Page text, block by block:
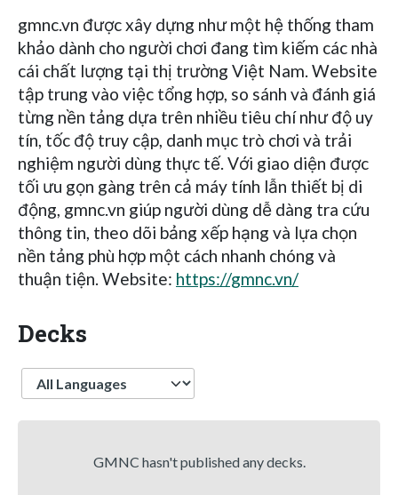
gmnc.vn được xây dựng như một hệ thống tham
khảo dành cho người chơi đang tìm kiếm các nhà
cái chất lượng tại thị trường Việt Nam. Website
tập trung vào việc tổng hợp, so sánh và đánh giá
từng nền tảng dựa trên nhiều tiêu chí như độ uy
tín, tốc độ truy cập, danh mục trò chơi và trải
nghiệm người dùng thực tế. Với giao diện được
tối ưu gọn gàng trên cả máy tính lẫn thiết bị di
động, gmnc.vn giúp người dùng dễ dàng tra cứu
thông tin, theo dõi bảng xếp hạng và lựa chọn
nền tảng phù hợp một cách nhanh chóng và
thuận tiện. Website: https://gmnc.vn/
Decks
Language
GMNC hasn't published any decks.